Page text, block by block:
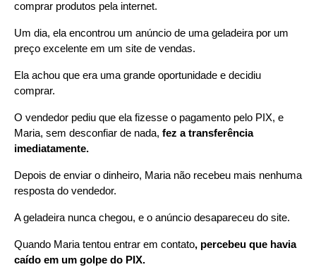
comprar produtos pela internet.
Um dia, ela encontrou um anúncio de uma geladeira por um
preço excelente em um site de vendas.
Ela achou que era uma grande oportunidade e decidiu
comprar.
O vendedor pediu que ela fizesse o pagamento pelo PIX, e
Maria, sem desconfiar de nada, fez a transferência
imediatamente.
Depois de enviar o dinheiro, Maria não recebeu mais nenhuma
resposta do vendedor.
A geladeira nunca chegou, e o anúncio desapareceu do site.
Quando Maria tentou entrar em contato, percebeu que havia
caído em um golpe do PIX.